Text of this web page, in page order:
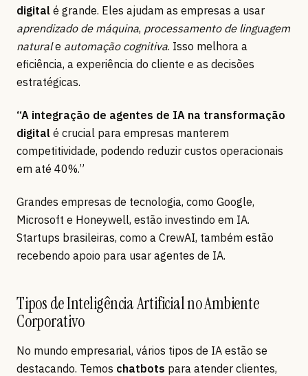
digital é grande. Eles ajudam as empresas a usar
aprendizado de máquina, processamento de linguagem
naturale automação cognitiva. Isso melhora a
eficiência, a experiência do cliente e as decisões
estratégicas.
“A integração de agentes de IA na transformação
digital é crucial para empresas manterem
competitividade, podendo reduzir custos operacionais
em até 40%.”
Grandes empresas de tecnologia, como Google,
Microsoft e Honeywell, estão investindo em IA.
Startups brasileiras, como a CrewAI, também estão
recebendo apoio para usar agentes de IA.
Tipos de Inteligência Artificial no Ambiente
Corporativo
No mundo empresarial, vários tipos de IA estão se
destacando. Temos chatbots para atender clientes,